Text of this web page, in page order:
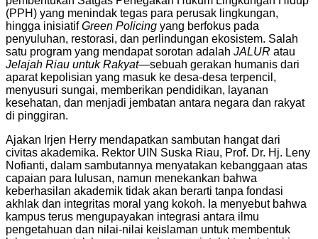
(PPH) yang menindak tegas para perusak lingkungan,
hingga inisiatifGreen Policing yang berfokus pada
penyuluhan, restorasi, dan perlindungan ekosistem. Salah
satu program yang mendapat sorotan adalah JALUR atau
Jelajah Riau untuk Rakyat—sebuah gerakan humanis dari
aparat kepolisian yang masuk ke desa-desa terpencil,
menyusuri sungai, memberikan pendidikan, layanan
kesehatan, dan menjadi jembatan antara negara dan rakyat
di pinggiran.
Ajakan Irjen Herry mendapatkan sambutan hangat dari
civitas akademika. Rektor UIN Suska Riau, Prof. Dr. Hj. Leny
Nofianti, dalam sambutannya menyatakan kebanggaan atas
capaian para lulusan, namun menekankan bahwa
keberhasilan akademik tidak akan berarti tanpa fondasi
akhlak dan integritas moral yang kokoh. Ia menyebut bahwa
kampus terus mengupayakan integrasi antara ilmu
pengetahuan dan nilai-nilai keislaman untuk membentuk